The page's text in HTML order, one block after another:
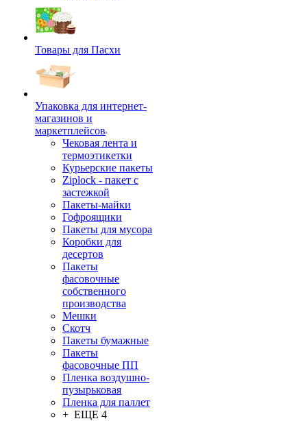
Товары для Пасхи
Упаковка для интернет-
магазинов и
маркетплейсов
Чековая лента и
термоэтикетки
Курьерские пакеты
Ziplock - пакет с
застежкой
Пакеты-майки
Гофроящики
Пакеты для мусора
Коробки для
десертов
Пакеты
фасовочные
собственного
производства
Мешки
Скотч
Пакеты бумажные
Пакеты
фасовочные ПП
Пленка воздушно-
пузырьковая
Пленка для паллет
+ ЕЩЕ 4